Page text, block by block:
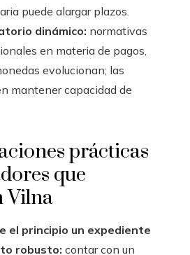
puede alargar plazos.
dinámico: normativas
en materia de pagos,
evolucionan; las
mantener capacidad de
prácticas
que
Vilna
el principio un expediente
robusto: contar con un